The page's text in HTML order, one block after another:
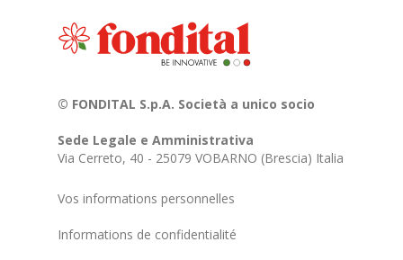
© FONDITAL S.p.A. Società a unico socio
Sede Legale e Amministrativa
Via Cerreto, 40 - 25079 VOBARNO (Brescia) Italia
Vos informations personnelles
Informations de confidentialité